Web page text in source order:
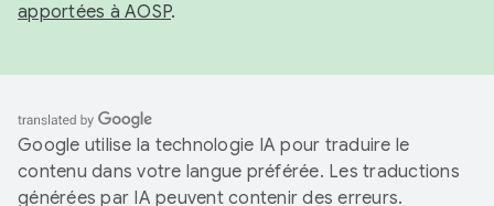
apportées à AOSP.
Google utilise la technologie IA pour traduire le
contenu dans votre langue préférée. Les traductions
générées par IA peuvent contenir des erreurs.